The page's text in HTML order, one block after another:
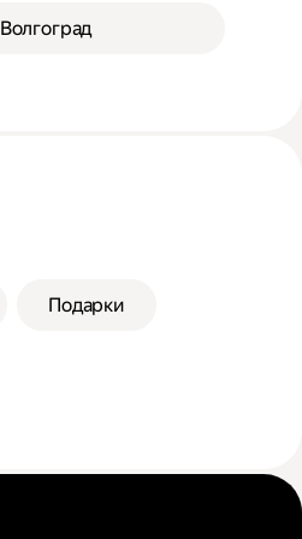
Волгоград
Подарки